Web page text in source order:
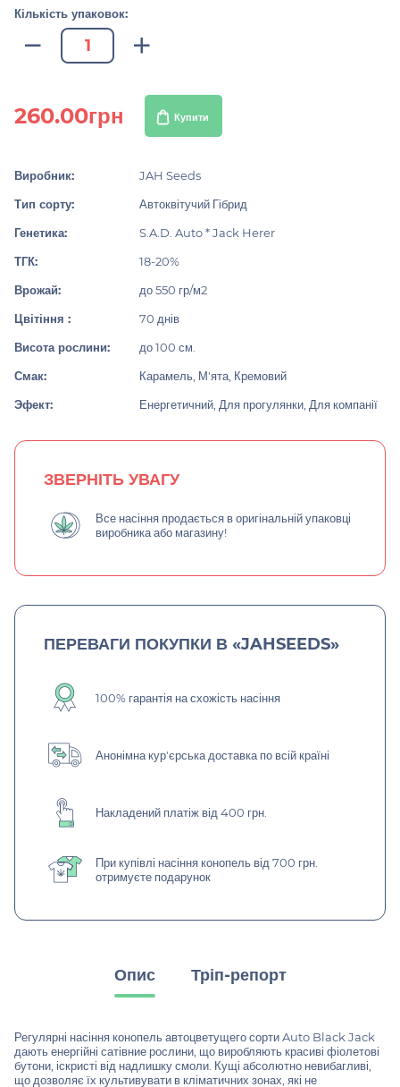
Кількість упаковок:
260.00грн Купити
Виробник:
JAH Seeds
Тип сорту:
Автоквітучий Гібрид
Генетика:
S.A.D. Auto * Jack Herer
ТГК:
18-20%
Врожай:
до 550 гр/м2
Цвітіння :
70 днів
Висота рослини:
до 100 см.
Смак:
Карамель, М'ята, Кремовий
Эфект:
Енергетичний, Для прогулянки, Для компанії
ЗВЕРНІТЬ УВАГУ
Все насіння продається в оригінальній упаковці
виробника або магазину!
ПЕРЕВАГИ ПОКУПКИ В «JAHSEEDS»
100% гарантія на схожість насіння
Анонімна кур'єрська доставка по всій країні
Накладений платіж від 400 грн.
При купівлі насіння конопель від 700 грн.
отримуєте подарунок
Опис Тріп-репорт
Регулярні насіння конопель автоцветущего сорти Auto Black Jack
дають енергійні сатівние рослини, що виробляють красиві фіолетові
бутони, іскристі від надлишку смоли. Кущі абсолютно невибагливі,
що дозволяє їх культивувати в кліматичних зонах, які не